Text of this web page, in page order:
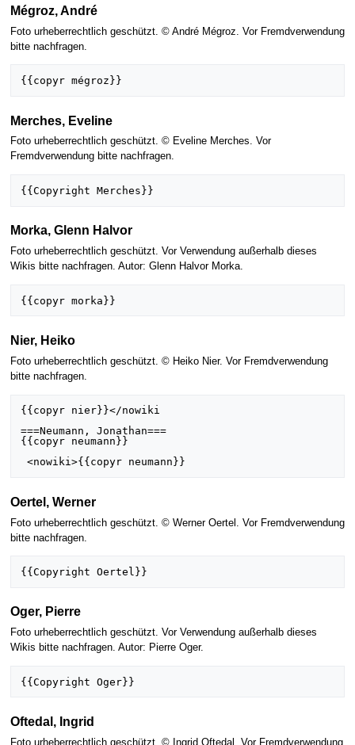
Mégroz, André
Foto urheberrechtlich geschützt. © André Mégroz. Vor Fremdverwendung
bitte nachfragen.
Merches, Eveline
Foto urheberrechtlich geschützt. © Eveline Merches. Vor
Fremdverwendung bitte nachfragen.
Morka, Glenn Halvor
Foto urheberrechtlich geschützt. Vor Verwendung außerhalb dieses
Wikis bitte nachfragen. Autor: Glenn Halvor Morka.
Nier, Heiko
Foto urheberrechtlich geschützt. © Heiko Nier. Vor Fremdverwendung
bitte nachfragen.
{{copyr nier}}</nowiki
===Neumann, Jonathan===
{{copyr neumann}}
Oertel, Werner
Foto urheberrechtlich geschützt. © Werner Oertel. Vor Fremdverwendung
bitte nachfragen.
Oger, Pierre
Foto urheberrechtlich geschützt. Vor Verwendung außerhalb dieses
Wikis bitte nachfragen. Autor: Pierre Oger.
Oftedal, Ingrid
Foto urheberrechtlich geschützt. © Ingrid Oftedal. Vor Fremdverwendung